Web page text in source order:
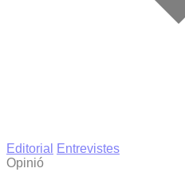
Editorial
Entrevistes
Opinió